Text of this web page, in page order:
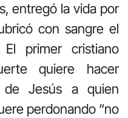
entregó la vida por
con sangre el
primer cristiano
quiere hacer
de Jesús a quien
perdonando “no